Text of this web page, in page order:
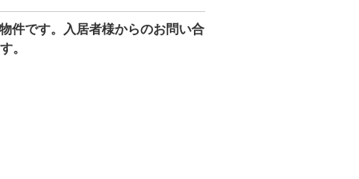
件です。入居者様からのお問い合
。